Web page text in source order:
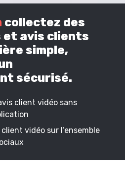
collectez des
et avis clients
simple,
sécurisé.
client vidéo sans
vidéo sur l’ensemble